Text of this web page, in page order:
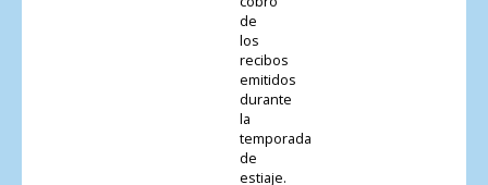
de
los
recibos
emitidos
durante
la
temporada
de
estiaje.